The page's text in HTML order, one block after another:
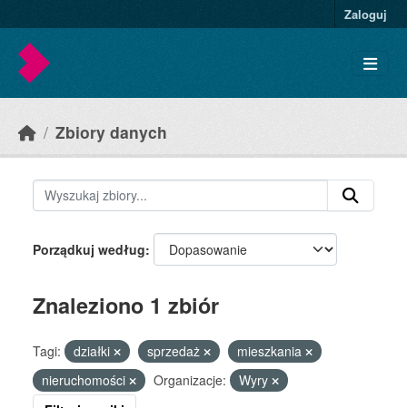
Zaloguj
Zbiory danych
Porządkuj według
Znaleziono 1 zbiór
Tagi: działki sprzedaż
mieszkania
nieruchomości
Organizacje:
Wyry